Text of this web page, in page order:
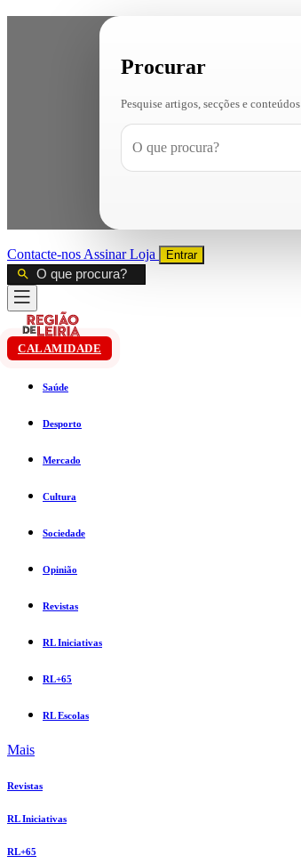
Procurar
Pesquise artigos, secções e conteúdos
Contacte-nos AssinarLoja Entrar
CALAMIDADE
Saúde
Desporto
Mercado
Cultura
Sociedade
Opinião
Revistas
RL Iniciativas
RL+65
RL Escolas
Mais
Revistas
RL Iniciativas
RL+65